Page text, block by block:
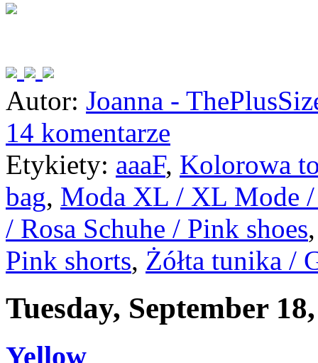
Autor: Joanna -
14 komentarze
Etykiety: aaaF, Kolorowa
bag, Moda XL / XL Mode /
/ Rosa Schuhe / Pink shoes
Pink shorts, Żółta tunika /
Tuesday, September
Yellow